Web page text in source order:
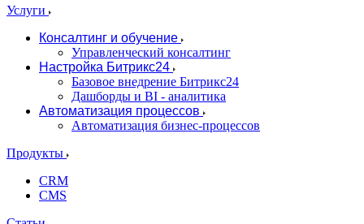
Услуги
Консалтинг и обучение
Управленческий консалтинг
Настройка Битрикс24
Базовое внедрение Битрикс24
Дашборды и BI - аналитика
Автоматизация процессов
Автоматизация бизнес-процессов
Продукты
CRM
CMS